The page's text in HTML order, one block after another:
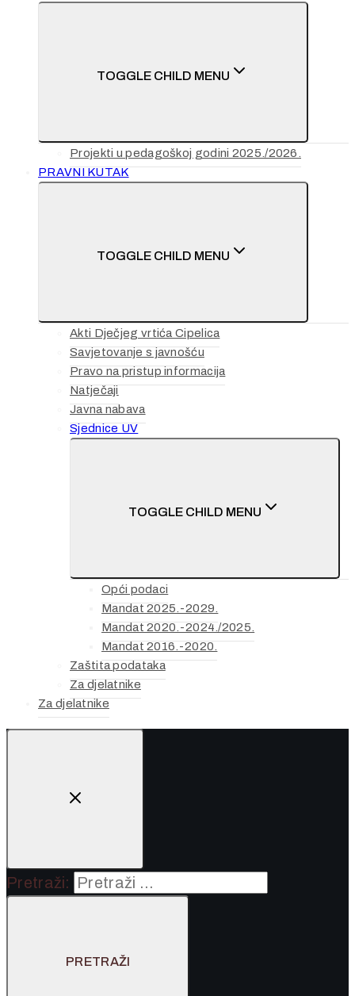
TOGGLE CHILD MENU
Projekti u pedagoškoj godini 2025./2026.
PRAVNI KUTAK
TOGGLE CHILD MENU
Akti Dječjeg vrtića Cipelica
Savjetovanje s javnošću
Pravo na pristup informacija
Natječaji
Javna nabava
Sjednice UV
TOGGLE CHILD MENU
Opći podaci
Mandat 2025.-2029.
Mandat 2020.-2024./2025.
Mandat 2016.-2020.
Zaštita podataka
Za djelatnike
Za djelatnike
Pretraži: